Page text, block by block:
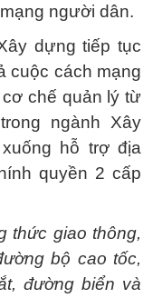
người dân.
dựng tiếp tục
cuộc cách mạng
chế quản lý từ
ngành Xây
hỗ trợ địa
quyền 2 cấp
thức giao thông,
bộ cao tốc,
đường biển và